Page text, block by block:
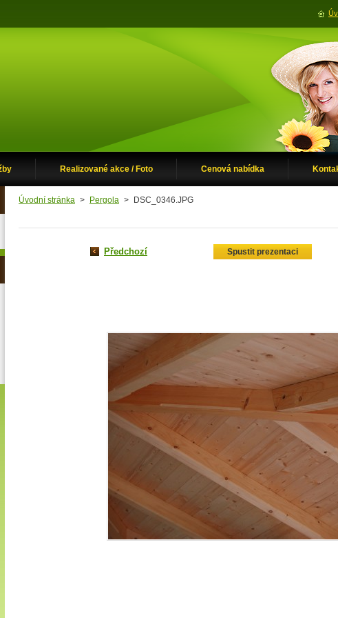
Realizované akce / Foto Cenová nabídka
Úvodní stránka > Pergola > DSC_0346.JPG
Předchozí Spustit prezentaci